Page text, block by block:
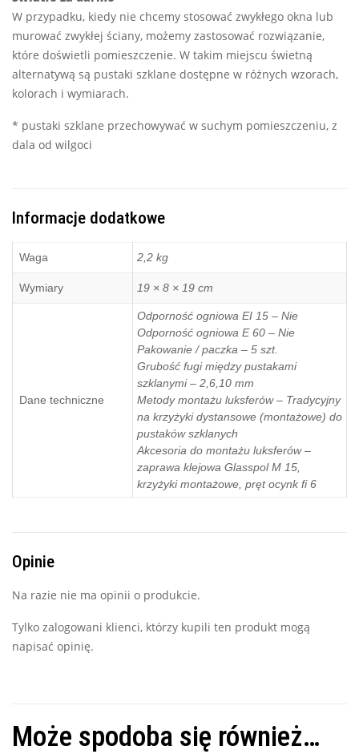
W przypadku, kiedy nie chcemy stosować zwykłego okna lub
murować zwykłej ściany, możemy zastosować rozwiązanie,
które doświetli pomieszczenie. W takim miejscu świetną
alternatywą są pustaki szklane dostępne w różnych wzorach,
kolorach i wymiarach.
* pustaki szklane przechowywać w suchym pomieszczeniu, z
dala od wilgoci
Informacje dodatkowe
Waga 2,2 kg
Wymiary 19 × 8 × 19 cm
Dane techniczne
Odporność ogniowa EI 15 – Nie
Odporność ogniowa E 60 – Nie
Pakowanie / paczka – 5 szt.
Grubość fugi między pustakami
szklanymi – 2,6,10 mm
Metody montażu luksferów – Tradycyjny
na krzyżyki dystansowe (montażowe) do
pustaków szklanych
Akcesoria do montażu luksferów –
zaprawa klejowa Glasspol M 15,
krzyżyki montażowe, pręt ocynk fi 6
Opinie
Na razie nie ma opinii o produkcie.
Tylko zalogowani klienci, którzy kupili ten produkt mogą
napisać opinię.
Może spodoba się również…